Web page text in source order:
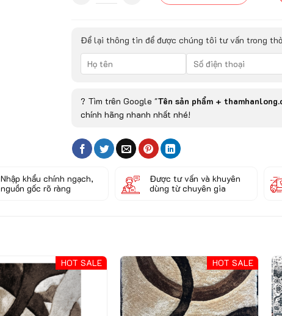
Để lại thông tin để được chúng tôi tư vấn trong
? Tìm trên Google "Tên sản phẩm +
chính hãng nhanh nhất nhé!
Nhập khẩu chính ngạch,
nguồn gốc rõ ràng
Được tư vấn và khuyên
dùng từ chuyên gia
HOT SALE HOT SALE